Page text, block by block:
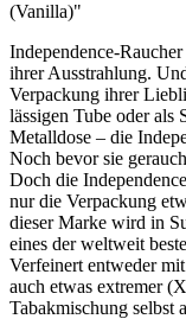
(Vanilla)"
Independence-
ihrer Ausstrahlung.
Verpackung ihrer
lässigen Tube oder als
Metalldose – die
Noch bevor sie
Doch die
nur die Verpackung
dieser Marke wird in
eines der weltweit
Verfeinert entweder
auch etwas extremer
Tabakmischung selbst